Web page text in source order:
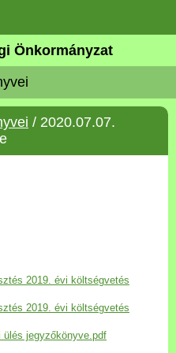
Önkormányzat
/ 2020.07.07.
2019. évi költségvetés
2019. évi költségvetés
ülés jegyzőkönyve.pdf